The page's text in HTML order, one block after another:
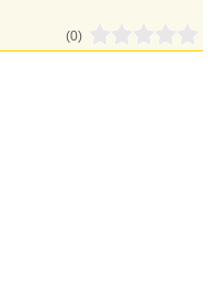
(0)